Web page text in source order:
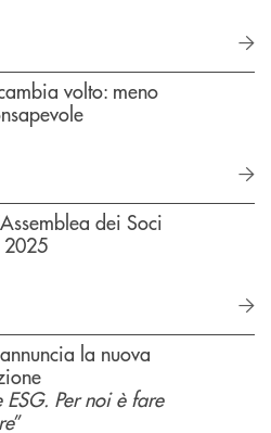
volto: meno
dei Soci
la nuova
Per noi è fare
”